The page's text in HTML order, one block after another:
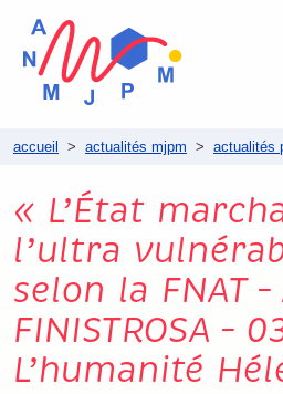
accueil > actualités mjpm > actualités
« L’État
l’ultra
selon la FNAT –
FINISTROSA –
L’humanité